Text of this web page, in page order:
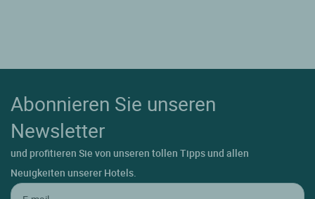
Abonnieren Sie unseren
Newsletter
und profitieren Sie von unseren tollen Tipps und allen
Neuigkeiten unserer Hotels.